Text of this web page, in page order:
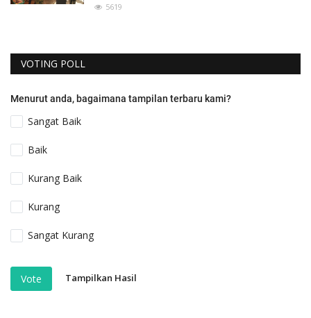
5619
VOTING POLL
Menurut anda, bagaimana tampilan terbaru kami?
Sangat Baik
Baik
Kurang Baik
Kurang
Sangat Kurang
Vote Tampilkan Hasil